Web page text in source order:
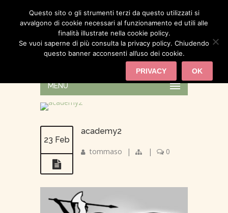
MENU
23 Feb
academy2
tommaso | | 0
Questo sito o gli strumenti terzi da questo utilizzati si
avvalgono di cookie necessari al funzionamento ed utili alle
finalità illustrate nella cookie policy.
Se vuoi saperne di più consulta la privacy policy. Chiudendo
questo banner acconsenti all’uso dei cookie.
OK
PRIVACY